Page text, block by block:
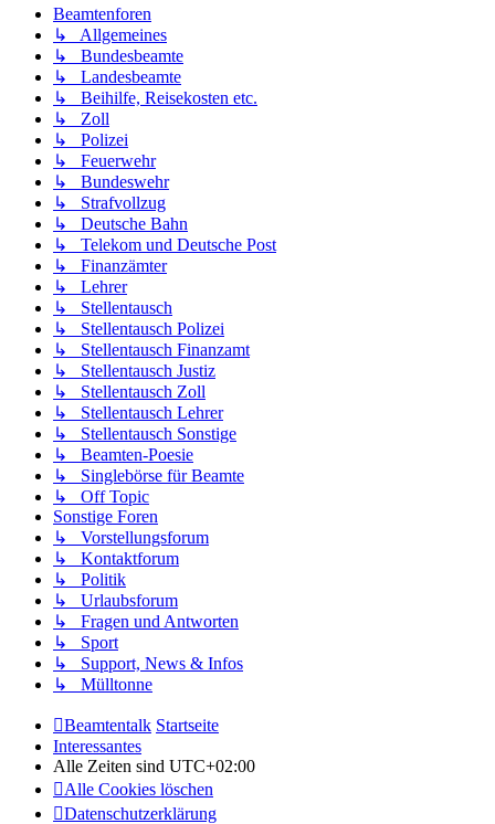
Beamtenforen
↳ Allgemeines
↳ Bundesbeamte
↳ Landesbeamte
↳ Beihilfe, Reisekosten etc.
↳ Zoll
↳ Polizei
↳ Feuerwehr
↳ Bundeswehr
↳ Strafvollzug
↳ Deutsche Bahn
↳ Telekom und Deutsche Post
↳ Finanzämter
↳ Lehrer
↳ Stellentausch
↳ Stellentausch Polizei
↳ Stellentausch Finanzamt
↳ Stellentausch Justiz
↳ Stellentausch Zoll
↳ Stellentausch Lehrer
↳ Stellentausch Sonstige
↳ Beamten-Poesie
↳ Singlebörse für Beamte
↳ Off Topic
Sonstige Foren
↳ Vorstellungsforum
↳ Kontaktforum
↳ Politik
↳ Urlaubsforum
↳ Fragen und Antworten
↳ Sport
↳ Support, News & Infos
↳ Mülltonne
Beamtentalk Startseite
Interessantes
Alle Zeiten sind UTC+02:00
Alle Cookies löschen
Datenschutzerklärung